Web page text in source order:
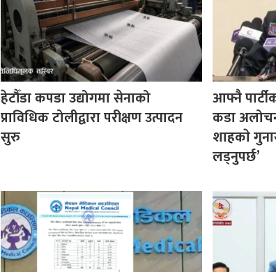
हेटौँडा कपडा उद्योगमा सेनाको
प्राविधिक टोलीद्वारा परीक्षण उत्पादन
सुरु
आफ्नै
कडा
शाहकाे
लड्नुपर्छ’